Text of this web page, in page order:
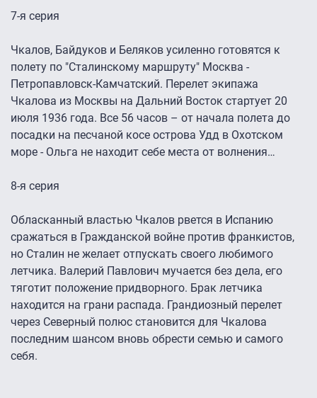
7-я серия
Чкалов, Байдуков и Беляков усиленно готовятся к
полету по "Сталинскому маршруту" Москва -
Петропавловск-Камчатский. Перелeт экипажа
Чкалова из Москвы на Дальний Восток стартует 20
июля 1936 года. Все 56 часов – от начала полета до
посадки на песчаной косе острова Удд в Охотском
море - Ольга не находит себе места от волнения…
8-я серия
Обласканный властью Чкалов рвeтся в Испанию
сражаться в Гражданской войне против франкистов,
но Сталин не желает отпускать своего любимого
лeтчика. Валерий Павлович мучается без дела, его
тяготит положение придворного. Брак летчика
находится на грани распада. Грандиозный перелeт
через Северный полюс становится для Чкалова
последним шансом вновь обрести семью и самого
себя.